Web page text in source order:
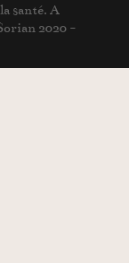
santé. A
2020 -